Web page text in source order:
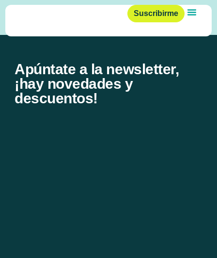
Suscribirme
Testimonio Carlos
Apúntate a la newsletter,
¡hay novedades y
descuentos!